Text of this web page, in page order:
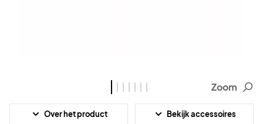
Zoom
Over het product Bekijk accessoires